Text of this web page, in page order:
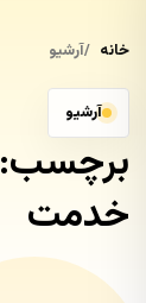
خانه آرشیو
آرشیو
برچسب:
خدمت